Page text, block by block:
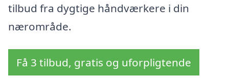
tilbud fra dygtige håndværkere i din
nærområde.
Få 3 tilbud, gratis og uforpligtende